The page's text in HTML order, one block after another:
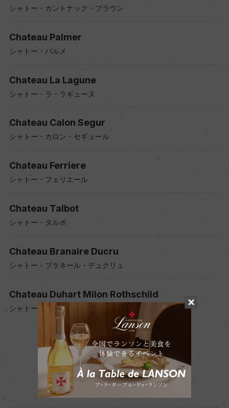
シャトー・カントナック・ブラウン
Chateau Palmer
シャトー・パルメ
Chateau La Lagune
シャトー・ラ・ラギューヌ
Chateau Calon Segur
シャトー・カロン・セギュール
Chateau Ferriere
シャトー・フェリエール
Chateau Talbot
シャトー・タルボ
Chateau Branaire Ducru
シャトー・ブラネール・デュクリュ
Chateau Duhart Milon Rothschild
シャトー・デュアール・ミロン・ロートシルト